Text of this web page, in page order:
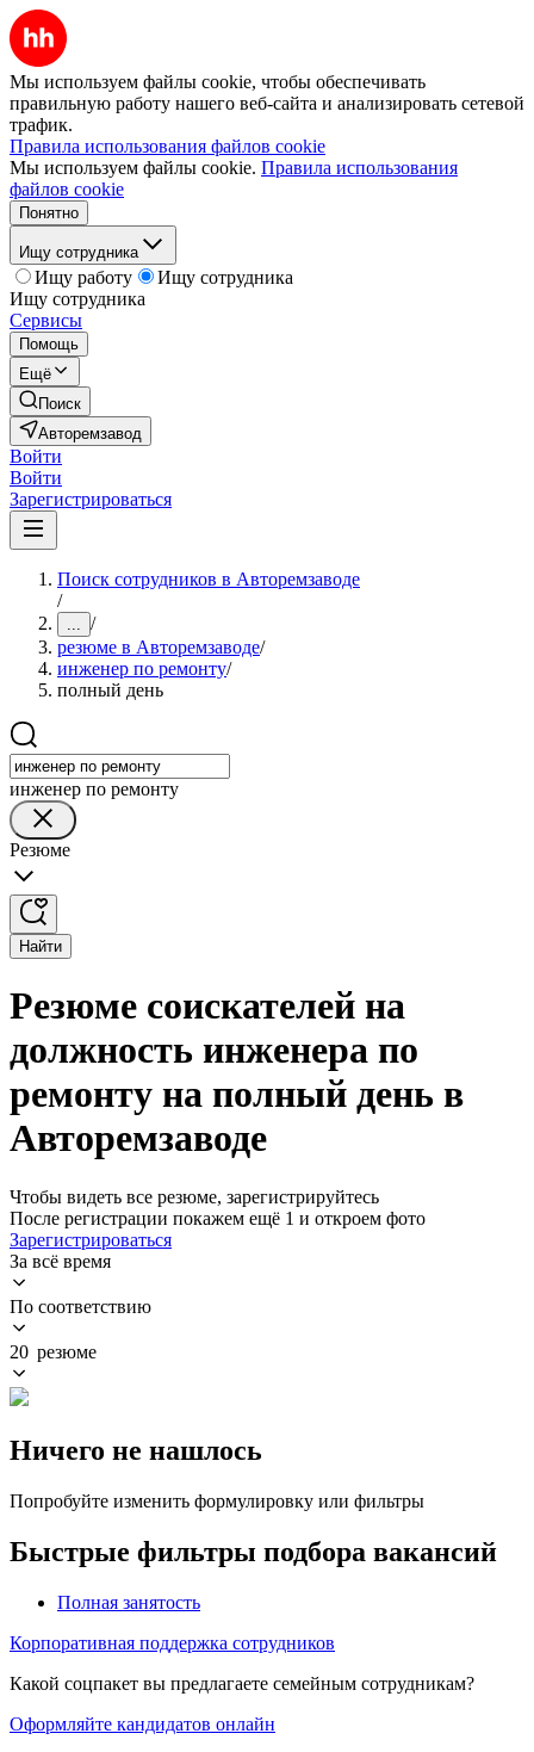
Мы используем файлы cookie, чтобы обеспечивать
правильную работу нашего веб-сайта и анализировать сетевой
трафик.
Правила использования файлов cookie
Мы используем файлы cookie. Правила использования
файлов cookie
Понятно
Ищу сотрудника
Ищу работу
Ищу сотрудника
Ищу сотрудника
Сервисы
Помощь
Ещё
Поиск
Авторемзавод
Войти
Войти
Зарегистрироваться
Поиск сотрудников в Авторемзаводе
/
... /
резюме в Авторемзаводе/
инженер по ремонту/
полный день
инженер по ремонту
Резюме
Найти
Резюме соискателей на
должность инженера по
ремонту на полный день в
Авторемзаводе
Чтобы видеть все резюме, зарегистрируйтесь
После регистрации покажем ещё 1 и откроем фото
Зарегистрироваться
За всё время
По соответствию
20 резюме
Ничего не нашлось
Попробуйте изменить формулировку или фильтры
Быстрые фильтры подбора вакансий
Полная занятость
Корпоративная поддержка сотрудников
Какой соцпакет вы предлагаете семейным сотрудникам?
Оформляйте кандидатов онлайн